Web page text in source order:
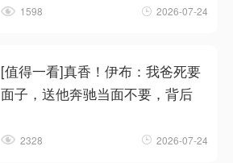
1598 2026-07-24
[值得一看]真香！伊布：我爸死要
面子，送他奔驰当面不要，背后
2328 2026-07-24